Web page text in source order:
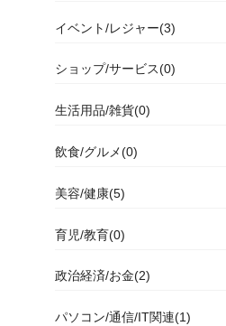
イベント/レジャー(3)
ショップ/サービス(0)
生活用品/雑貨(0)
飲食/グルメ(0)
美容/健康(5)
育児/教育(0)
政治経済/お金(2)
パソコン/通信/IT関連(1)